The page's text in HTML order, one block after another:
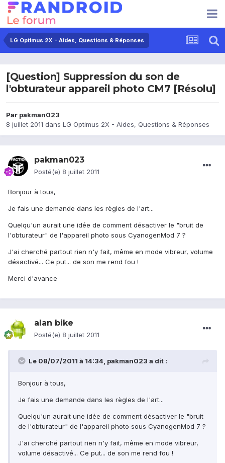
LG Optimus 2X - Aides, Questions & Réponses
[Question] Suppression du son de
l'obturateur appareil photo CM7 [Résolu]
Par pakman023
8 juillet 2011 dans LG Optimus 2X - Aides, Questions & Réponses
pakman023
Posté(e) 8 juillet 2011
Bonjour à tous,
Je fais une demande dans les règles de l'art...
Quelqu'un aurait une idée de comment désactiver le "bruit de
l'obturateur" de l'appareil photo sous CyanogenMod 7 ?
J'ai cherché partout rien n'y fait, même en mode vibreur, volume
désactivé... Ce put... de son me rend fou !
Merci d'avance
alan bike
Posté(e) 8 juillet 2011
Le 08/07/2011 à 14:34, pakman023 a dit :
Bonjour à tous,
Je fais une demande dans les règles de l'art...
Quelqu'un aurait une idée de comment désactiver le "bruit
de l'obturateur" de l'appareil photo sous CyanogenMod 7 ?
J'ai cherché partout rien n'y fait, même en mode vibreur,
volume désactivé... Ce put... de son me rend fou !